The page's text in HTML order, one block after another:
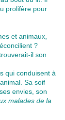
prolifère pour
et animaux,
?
il son
qui conduisent à
Sa soif
envies, son
malades de la